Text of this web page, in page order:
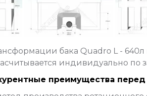
бака Quadro L - 640л
индивидуально по
преимущества